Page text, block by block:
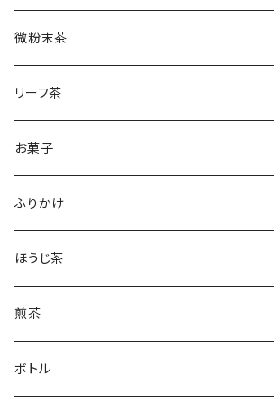
水出しかぶせ茶
微粉末茶
かぶせ茶
ほうじ茶
和紅茶
リーフ茶
お菓子
フィナンシェ
ふりかけ
ほうじ茶
煎茶
ボトル